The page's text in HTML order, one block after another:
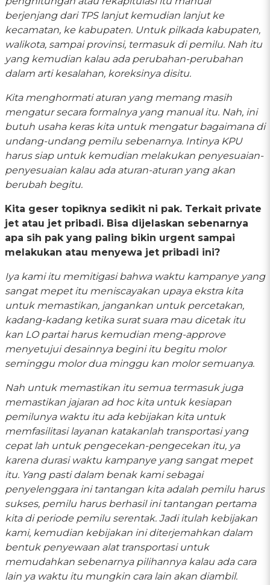
berjenjang dari TPS lanjut kemudian lanjut ke
kecamatan, ke kabupaten. Untuk pilkada kabupaten,
walikota, sampai provinsi, termasuk di pemilu. Nah itu
yang kemudian kalau ada perubahan-perubahan
dalam arti kesalahan, koreksinya disitu.
Kita menghormati aturan yang memang masih
mengatur secara formalnya yang manual itu. Nah, ini
butuh usaha keras kita untuk mengatur bagaimana di
undang-undang pemilu sebenarnya. Intinya KPU
harus siap untuk kemudian melakukan penyesuaian-
penyesuaian kalau ada aturan-aturan yang akan
berubah begitu.
Kita geser topiknya sedikit ni pak. Terkait private
jet atau jet pribadi. Bisa dijelaskan sebenarnya
apa sih pak yang paling bikin urgent sampai
melakukan atau menyewa jet pribadi ini?
Iya kami itu memitigasi bahwa waktu kampanye yang
sangat mepet itu meniscayakan upaya ekstra kita
untuk memastikan, jangankan untuk percetakan,
kadang-kadang ketika surat suara mau dicetak itu
kan LO partai harus kemudian meng-approve
menyetujui desainnya begini itu begitu molor
seminggu molor dua minggu kan molor semuanya.
Nah untuk memastikan itu semua termasuk juga
memastikan jajaran ad hoc kita untuk kesiapan
pemilunya waktu itu ada kebijakan kita untuk
memfasilitasi layanan katakanlah transportasi yang
cepat lah untuk pengecekan-pengecekan itu, ya
karena durasi waktu kampanye yang sangat mepet
itu. Yang pasti dalam benak kami sebagai
penyelenggara ini tantangan kita adalah pemilu harus
sukses, pemilu harus berhasil ini tantangan pertama
kita di periode pemilu serentak. Jadi itulah kebijakan
kami, kemudian kebijakan ini diterjemahkan dalam
bentuk penyewaan alat transportasi untuk
memudahkan sebenarnya pilihannya kalau ada cara
lain ya waktu itu mungkin cara lain akan diambil.